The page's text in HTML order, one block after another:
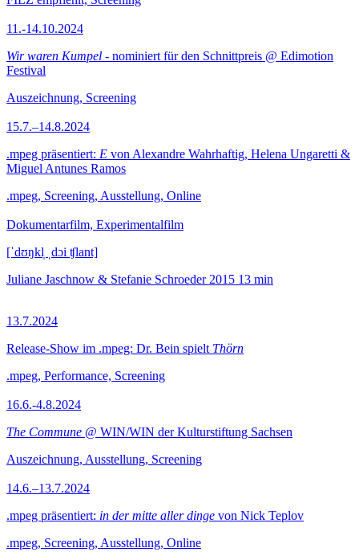
11.-14.10.2024
Wir waren Kumpel - nominiert für den Schnittpreis @ Edimotion
Festival
Auszeichnung, Screening
15.7.–14.8.2024
.mpeg präsentiert: E von Alexandre Wahrhaftig, Helena Ungaretti &
Miguel Antunes Ramos
.mpeg, Screening, Ausstellung, Online
Dokumentarfilm, Experimentalfilm
[ˈdʊŋkl̩ ˌdɔi ʧlant]
Juliane Jaschnow & Stefanie Schroeder 2015 13 min
13.7.2024
Release-Show im .mpeg: Dr. Bein spielt Thörn
.mpeg, Performance, Screening
16.6.-4.8.2024
The Commune @ WIN/WIN der Kulturstiftung Sachsen
Auszeichnung, Ausstellung, Screening
14.6.–13.7.2024
.mpeg präsentiert: in der mitte aller dinge von Nick Teplov
.mpeg, Screening, Ausstellung, Online